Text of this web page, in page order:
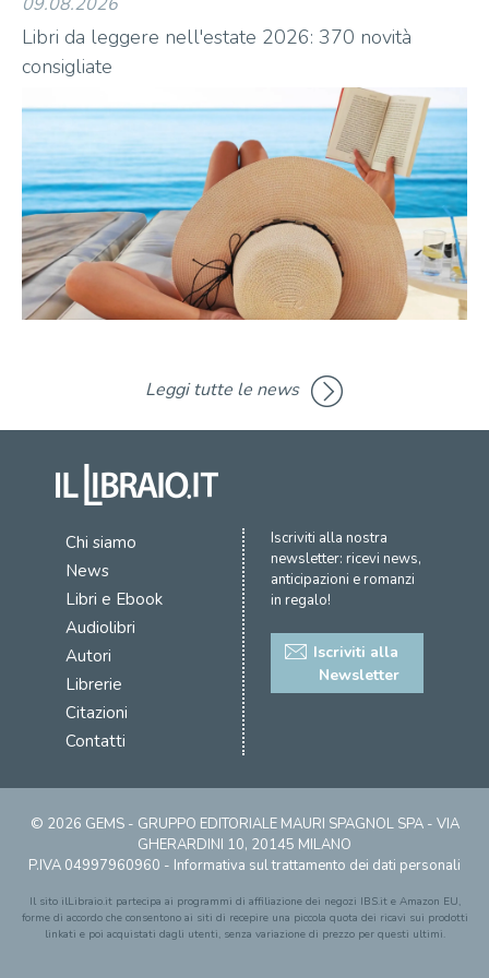
Libri da leggere nell'estate 2026: 370 novità
consigliate
Leggi tutte le news
Chi siamo
News
Libri e Ebook
Audiolibri
Autori
Librerie
Citazioni
Contatti
Iscriviti alla nostra
newsletter: ricevi news,
anticipazioni e romanzi
in regalo!
Iscriviti alla
Newsletter
© 2026 GEMS - GRUPPO EDITORIALE MAURI SPAGNOL SPA - VIA
GHERARDINI 10, 20145 MILANO
P.IVA 04997960960 - Informativa sul trattamento dei dati personali
Il sito ilLibraio.it partecipa ai programmi di affiliazione dei negozi IBS.it e Amazon EU,
forme di accordo che consentono ai siti di recepire una piccola quota dei ricavi sui prodotti
linkati e poi acquistati dagli utenti, senza variazione di prezzo per questi ultimi.